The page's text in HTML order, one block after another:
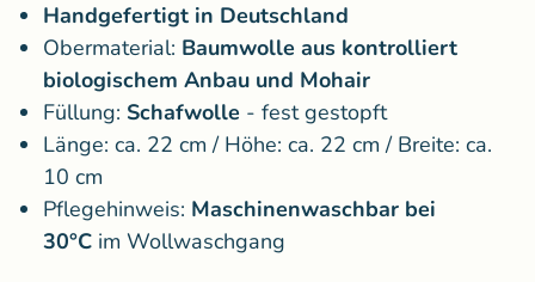
Handgefertigt in Deutschland
Obermaterial: Baumwolle aus kontrolliert
biologischem Anbau und Mohair
Füllung: Schafwolle - fest gestopft
Länge: ca. 22 cm / Höhe: ca. 22 cm / Breite: ca.
10 cm
Pflegehinweis: Maschinenwaschbar bei
30°C im Wollwaschgang